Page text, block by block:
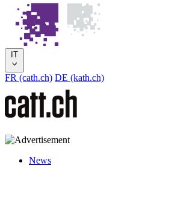
IT
FR (cath.ch) DE (kath.ch)
News